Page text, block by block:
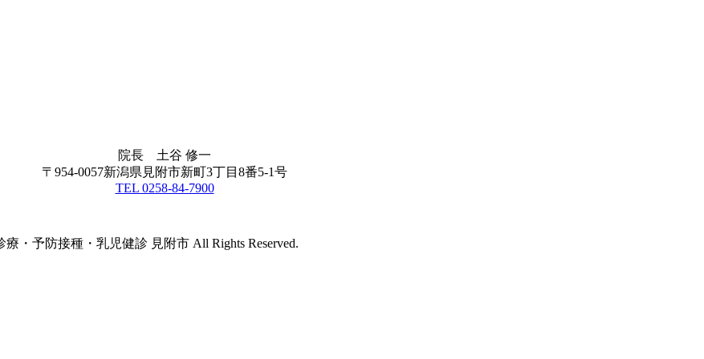
院長 土谷 修一
〒954-0057新潟県見附市新町3丁目8番5-1号
TEL 0258-84-7900
・予防接種・乳児健診 見附市 All Rights Reserved.